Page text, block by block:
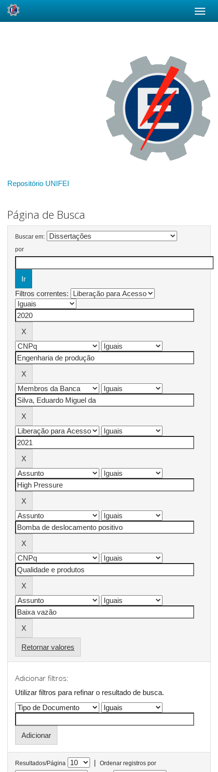
Repositório UNIFEI
Página de Busca
Buscar em:
por
Filtros correntes:
Retornar valores
Adicionar filtros:
Utilizar filtros para refinar o resultado de busca.
Resultados/Página |
Ordenar registros por